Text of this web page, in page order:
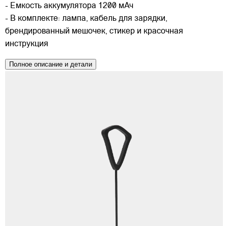
- Емкость аккумулятора 1200 мАч
- В комплекте: лампа, кабель для зарядки,
брендированный мешочек, стикер и красочная
инструкция
Полное описание и детали